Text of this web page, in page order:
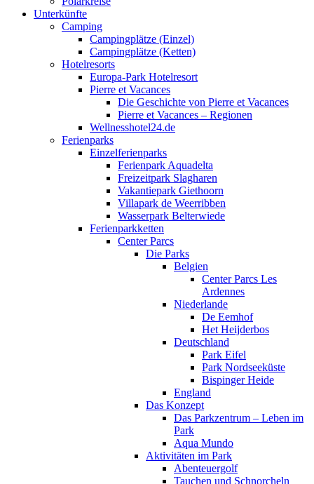
Unterkünfte
Camping
Campingplätze (Einzel)
Campingplätze (Ketten)
Hotelresorts
Europa-Park Hotelresort
Pierre et Vacances
Die Geschichte von Pierre et Vacances
Pierre et Vacances – Regionen
Wellnesshotel24.de
Ferienparks
Einzelferienparks
Ferienpark Aquadelta
Freizeitpark Slagharen
Vakantiepark Giethoorn
Villapark de Weerribben
Wasserpark Belterwiede
Ferienparkketten
Center Parcs
Die Parks
Belgien
Center Parcs Les
Ardennes
Niederlande
De Eemhof
Het Heijderbos
Deutschland
Park Eifel
Park Nordseeküste
Bispinger Heide
England
Das Konzept
Das Parkzentrum – Leben im
Park
Aqua Mundo
Aktivitäten im Park
Abenteuergolf
Tauchen und Schnorcheln